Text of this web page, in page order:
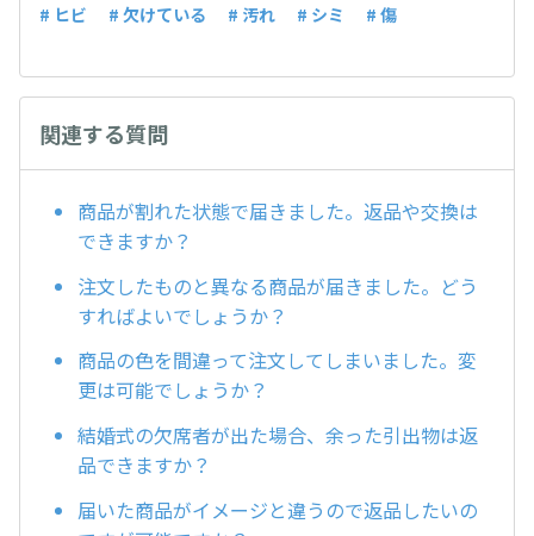
# ヒビ
# 欠けている # 汚れ # シミ # 傷
関連する質問
商品が割れた状態で届きました。返品や交換は
できますか？
注文したものと異なる商品が届きました。どう
すればよいでしょうか？
商品の色を間違って注文してしまいました。変
更は可能でしょうか？
結婚式の欠席者が出た場合、余った引出物は返
品できますか？
届いた商品がイメージと違うので返品したいの